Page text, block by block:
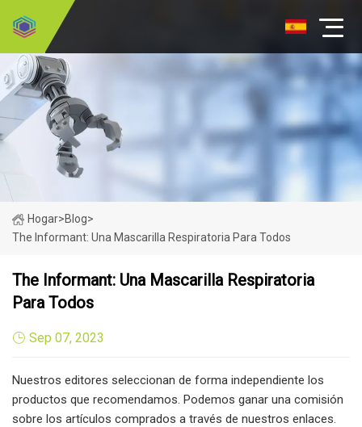
Hogar>Blog>
The Informant: Una Mascarilla Respiratoria Para Todos
The Informant: Una Mascarilla Respiratoria
Para Todos
Sep 07, 2023
Nuestros editores seleccionan de forma independiente los
productos que recomendamos. Podemos ganar una comisión
sobre los artículos comprados a través de nuestros enlaces.